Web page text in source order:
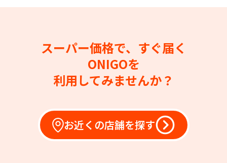
スーパー価格で、すぐ届く
ONIGOを
利用してみませんか？
お近くの店舗を探す